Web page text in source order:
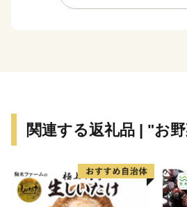
中央部を常磐自動車道が走り、国
ンションやショッピングセンター
また、市内には首都圏内で唯一、
関連する返礼品 | "お